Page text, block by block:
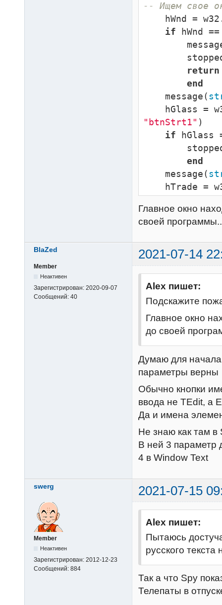
-- Ищем свое
hWnd =
if hWnd
return
end
    message(
hGlass
"btnStrt1" )
if hGlass
end
    message(
hTrade
if hTrade
    message(
hEdit
if hEdit
end
end
Главное окно
своей
BlaZed 2021-07-14
Member
Неактивен
Зарегистрирован: 2020-09-07
Сообщений: 40
Alex пишет:
Подскажите
Главное окно
до своей
Думаю для
параметры верны
Обычно кнопки
ввода не TEdit, а
Да и имена
Не знаю как там в
В ней 3 параметр
4 в Window Text
swerg 2021-07-15
Member
Неактивен
Зарегистрирован: 2012-12-23
Сообщений: 884
Alex пишет:
Пытаюсь
русского текста
Так а что Spy
Телепаты в